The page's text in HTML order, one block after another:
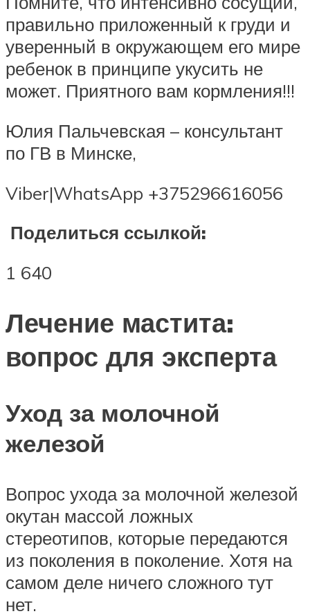
правильно приложенный к груди и
уверенный в окружающем его мире
ребенок в принципе укусить не
может. Приятного вам кормления!!!
Юлия Пальчевская – консультант
по ГВ в Минске,
Viber|WhatsApp +375296616056
Поделиться ссылкой:
1 640
Лечение мастита:
вопрос для эксперта
Уход за молочной
железой
Вопрос ухода за молочной железой
окутан массой ложных
стереотипов, которые передаются
из поколения в поколение. Хотя на
самом деле ничего сложного тут
нет.